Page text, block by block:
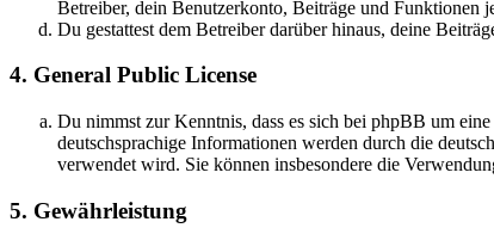
Betreiber, dein Benutzerkonto, Beiträge und Funktionen
Du gestattest dem Betreiber darüber hinaus, deine
4. General Public License
Du nimmst zur Kenntnis, dass es sich bei phpBB um eine
deutschsprachige Informationen werden durch die
verwendet wird. Sie können insbesondere die
5. Gewährleistung